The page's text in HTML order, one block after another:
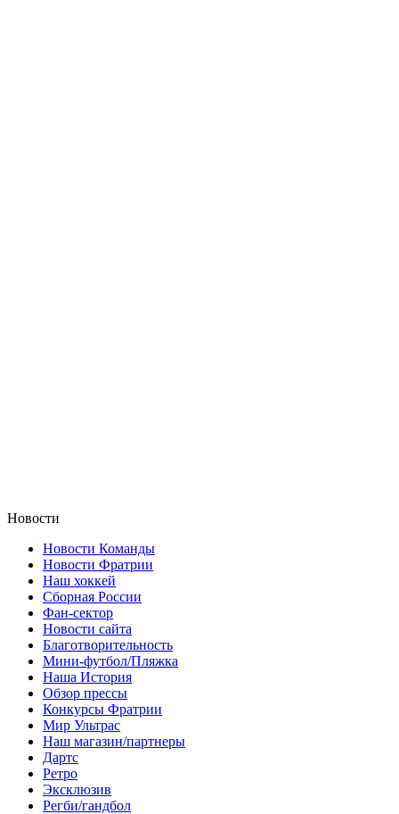
Новости
Новости Команды
Новости Фратрии
Наш хоккей
Сборная России
Фан-cектор
Новости сайта
Благотворительность
Мини-футбол/Пляжка
Наша История
Обзор прессы
Конкурсы Фратрии
Мир Ультрас
Наш магазин/партнеры
Дартс
Ретро
Эксклюзив
Регби/гандбол